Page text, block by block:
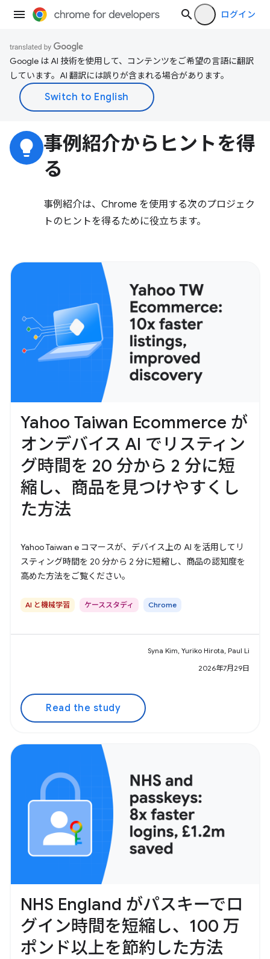
ログイン
Google は AI 技術を使用して、コンテンツをご希望の言語に翻訳
しています。AI 翻訳には誤りが含まれる場合があります。
lightbulb 事例紹介からヒントを得
る
事例紹介は、Chrome を使用する次のプロジェク
トのヒントを得るために役立ちます。
Yahoo Taiwan Ecommerce が
オンデバイス AI でリスティン
グ時間を 20 分から 2 分に短
縮し、商品を見つけやすくし
た方法
Yahoo Taiwan e コマースが、デバイス上の AI を活用してリ
スティング時間を 20 分から 2 分に短縮し、商品の認知度を
高めた方法をご覧ください。
AI と機械学習 ケーススタディ Chrome
Syna Kim, Yuriko Hirota, Paul Li
2026年7月29日
Read the study
NHS England がパスキーでロ
グイン時間を短縮し、100 万
ポンド以上を節約した方法